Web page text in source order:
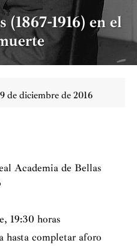
1916) en el
de diciembre de 2016
Academia de Bellas
19:30 horas
completar aforo